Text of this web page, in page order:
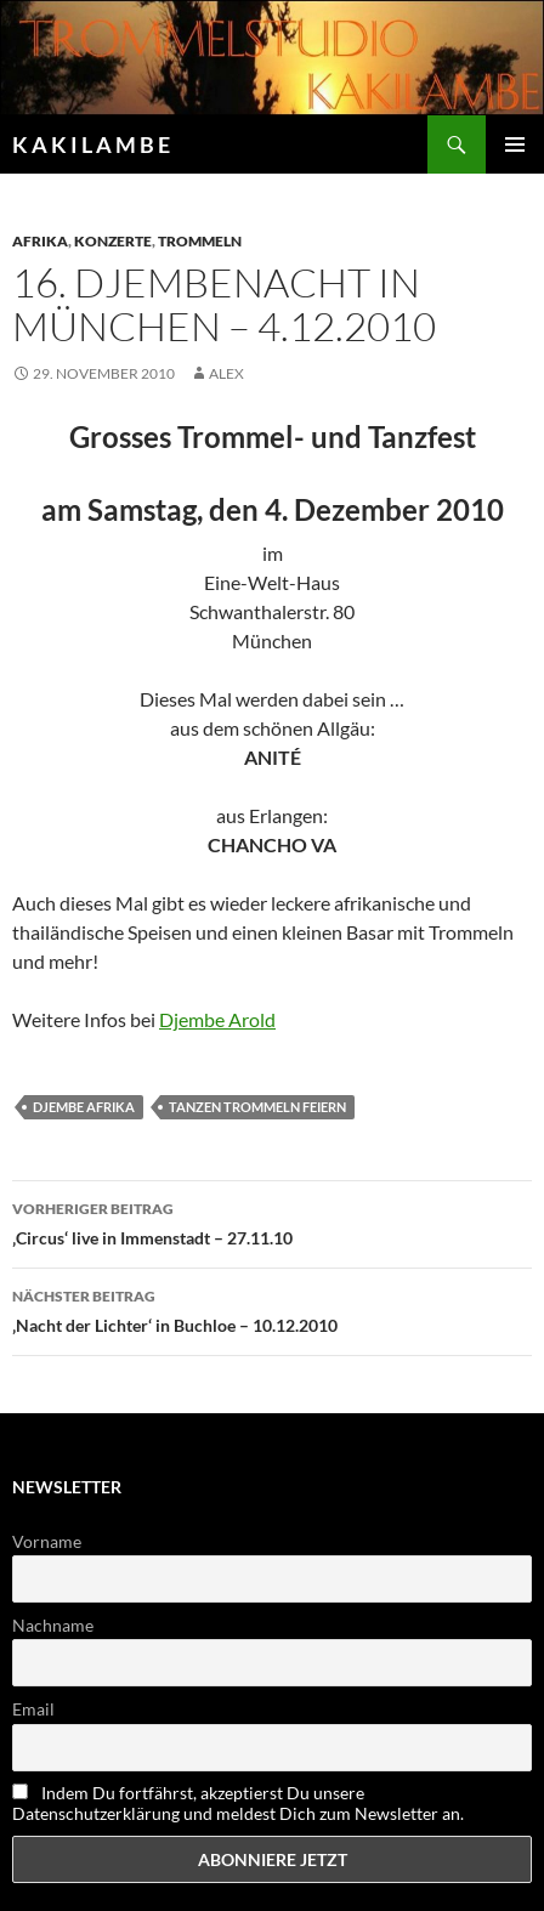
Zum
Inhalt
springen
K A K I L A M B E
AFRIKA,KONZERTE,TROMMELN
16. DJEMBENACHT IN
MÜNCHEN – 4.12.2010
29. NOVEMBER 2010 ALEX
Grosses Trommel- und Tanzfest
am Samstag, den 4. Dezember 2010
im
Eine-Welt-Haus
Schwanthalerstr. 80
München
Dieses Mal werden dabei sein …
aus dem schönen Allgäu:
ANITÉ
aus Erlangen:
CHANCHO VA
Auch dieses Mal gibt es wieder leckere afrikanische und
thailändische Speisen und einen kleinen Basar mit Trommeln
und mehr!
Weitere Infos bei Djembe Arold
DJEMBE AFRIKA TANZEN TROMMELN FEIERN
Beitragsnavigation
VORHERIGER BEITRAG
‚Circus‘ live in Immenstadt – 27.11.10
NÄCHSTER BEITRAG
‚Nacht der Lichter‘ in Buchloe – 10.12.2010
NEWSLETTER
Vorname
Nachname
Email
Indem Du fortfährst, akzeptierst Du unsere
Datenschutzerklärung und meldest Dich zum Newsletter an.